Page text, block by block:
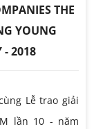
THE
YOUNG
- 2018
Lễ trao giải
lần 10 - năm